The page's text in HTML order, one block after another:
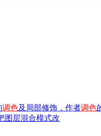
调色及局部修饰，作者调色
图层混合模式改